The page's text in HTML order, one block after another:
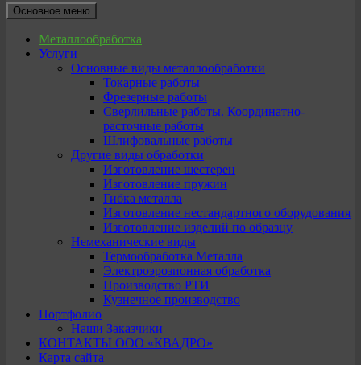
Поиск
Основное меню
к
содержимому
Металлообработка
Услуги
Основные виды металлообработки
Токарные работы
Фрезерные работы
Сверлильные работы. Координатно-
расточные работы
Шлифовальные работы
Другие виды обработки
Изготовление шестерен
Изготовление пружин
Гибка металла
Изготовление нестандартного оборудования
Изготовление изделий по образцу
Немеханические виды
Термообработка Металла
Электроэрозионная обработка
Производство РТИ
Кузнечное производство
Портфолио
Наши Заказчики
КОНТАКТЫ ООО «КВАДРО»
Карта сайта